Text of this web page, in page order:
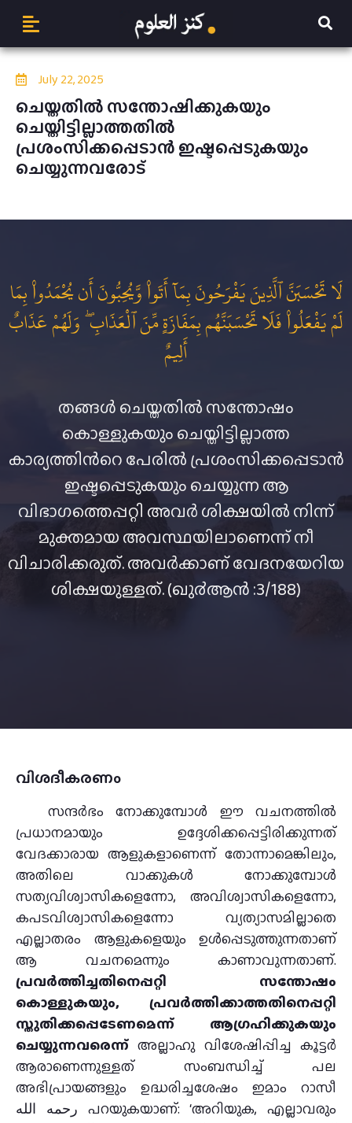
July 22, 2025
ചെയ്തതില്‍ സന്തോഷിക്കുകയും
ചെയ്തിട്ടില്ലാത്തതിൽ
പ്രശംസിക്കപ്പെടാന്‍ ഇഷ്ടപ്പെടുകയും
ചെയ്യുന്നവരോട്
لَا تَحْسَبَنَّ ٱلَّذِينَ يَفْرَحُونَ بِمَآ أَتَوا۟ وَّيُحِبُّونَ أَن يُحْمَدُوا۟ بِمَا
لَمْ يَفْعَلُوا۟ فَلَا تَحْسَبَنَّهُم بِمَفَازَةٍ مِّنَ ٱلْعَذَابِ ۖ وَلَهُمْ عَذَابٌ
أَلِيمٌ
തങ്ങള്‍ ചെയ്തതില്‍ സന്തോഷം
കൊള്ളുകയും ചെയ്തിട്ടില്ലാത്ത
കാര്യത്തിന്‍റെ പേരില്‍ പ്രശംസിക്കപ്പെടാന്‍
ഇഷ്ടപ്പെടുകയും ചെയ്യുന്ന ആ
വിഭാഗത്തെപ്പറ്റി അവര്‍ ശിക്ഷയില്‍ നിന്ന്
മുക്തമായ അവസ്ഥയിലാണെന്ന് നീ
വിചാരിക്കരുത്‌. അവര്‍ക്കാണ് വേദനയേറിയ
ശിക്ഷയുള്ളത്‌. (ഖു൪ആന്‍ :3/188)
വിശദീകരണം
സന്ദര്‍ഭം നോക്കുമ്പോള്‍ ഈ വചനത്തില്‍
പ്രധാനമായും ഉദ്ദേശിക്കപ്പെട്ടിരിക്കുന്നത്
വേദക്കാരായ ആളുകളാണെന്ന് തോന്നാമെങ്കിലും,
അതിലെ വാക്കുകള്‍ നോക്കുമ്പോള്‍
സത്യവിശ്വാസികളെന്നോ, അവിശ്വാസികളെന്നോ,
കപടവിശ്വാസികളെന്നോ വ്യത്യാസമില്ലാതെ
എല്ലാതരം ആളുകളെയും ഉള്‍പ്പെടുത്തുന്നതാണ്
ആ വചനമെന്നും കാണാവുന്നതാണ്.
പ്രവര്‍ത്തിച്ചതിനെപ്പറ്റി സന്തോഷം
കൊള്ളുകയും, പ്രവര്‍ത്തിക്കാത്തതിനെപ്പറ്റി
സ്തുതിക്കപ്പെടേണമെന്ന് ആഗ്രഹിക്കുകയും
ചെയ്യുന്നവരെന്ന് അല്ലാഹു വിശേഷിപ്പിച്ച കൂട്ടര്‍
ആരാണെന്നുള്ളത് സംബന്ധിച്ച് പല
അഭിപ്രായങ്ങളും ഉദ്ധരിച്ചശേഷം ഇമാം റാസീ
رحمه الله പറയുകയാണ്: ‘അറിയുക, എല്ലാവരും